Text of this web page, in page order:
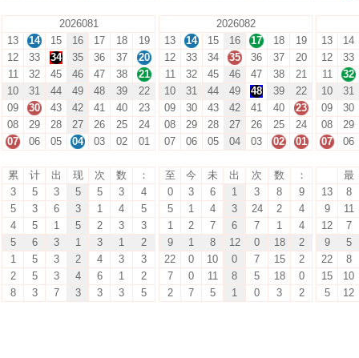
2026081
13
14 15 16 17 18
19
12
33 34 35 36 37
20
11
32 45 46 47 38
21
10
31 44 49 48 39
22
09
30 43 42 41 40
23
08
29 28 27 26 25
24
07
06 05 04 03 02 01
2026082
13
14 15 16 17 18
19
12
33 34 35 36 37
20
11
32 45 46 47 38
21
10
31 44 49 48 39
22
09
30 43 42 41 40
23
08
29 28 27 26 25
24
07
06 05 04 03 02 01
13
14
12
33
11
32
10
31
09
30
08
29
07
06
累 计 出 现 次 数
：
3
5 3 5 5 3
4
5
3 6 3 1 4
5
4
5 1 5 2 3
3
5
6 3 1 3 1
2
1
5 3 2 4 3
3
2
5 3 4 6 1
2
8
3 7 3 3 3 5
至 今 未 出 次 数
：
0
3 6 1 3 8
9
5
1 4 3 24 2
4
1
2 7 6 7 1
4
9
1 8 12 0 18
2
22
0 10 0 7 15
2
7
0 11 8 5 18
0
2
7 5 1 0 3 2
最
13
8
9
11
12
7
9
5
22
8
15
10
5
12